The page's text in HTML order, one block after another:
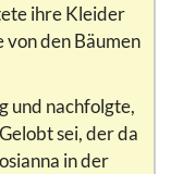
ihre Kleider
den Bäumen
und nachfolgte,
sei, der da
in der